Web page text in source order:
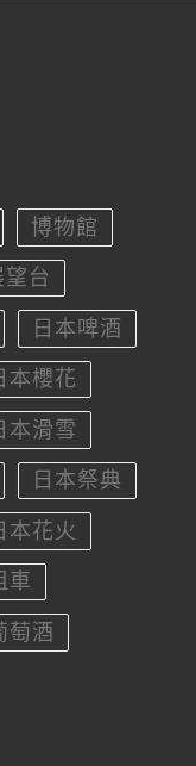
博物館
望台
日本啤酒
本櫻花
本滑雪
日本祭典
本花火
車
萄酒